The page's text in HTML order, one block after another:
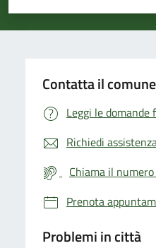
Valuta 5
Valuta 4 stelle
Valuta 3 stelle su 5
Valuta 2 stelle su 5
Valuta 1 stelle su 5
Contatta il comune
Leggi le domande
Richiedi
Chiama il
Prenota
Problemi in città